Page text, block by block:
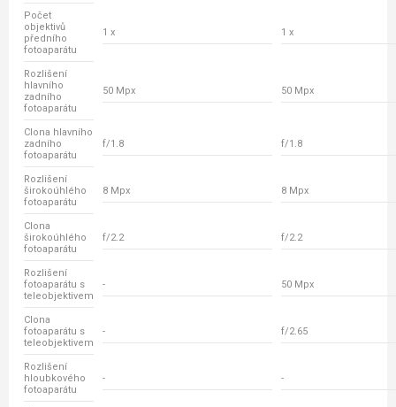
Počet
objektivů
předního
fotoaparátu
1 x 1 x
Rozlišení
hlavního
zadního
fotoaparátu
50 Mpx 50 Mpx
Clona hlavního
zadního
fotoaparátu
f/1.8 f/1.8
Rozlišení
širokoúhlého
fotoaparátu
8 Mpx 8 Mpx
Clona
širokoúhlého
fotoaparátu
f/2.2 f/2.2
Rozlišení
fotoaparátu s
teleobjektivem
- 50 Mpx
Clona
fotoaparátu s
teleobjektivem
- f/2.65
Rozlišení
hloubkového
fotoaparátu
- -